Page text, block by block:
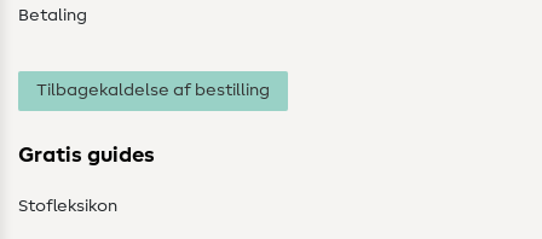
Betaling
Tilbagekaldelse af bestilling
Gratis guides
Stofleksikon